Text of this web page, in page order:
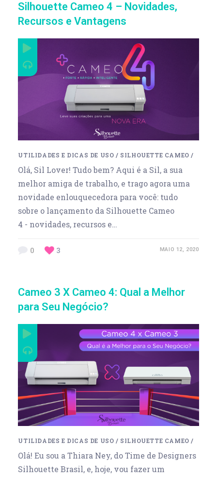
Silhouette Cameo 4 – Novidades,
Recursos e Vantagens
UTILIDADES E DICAS DE USO / SILHOUETTE CAMEO /
Olá, Sil Lover! Tudo bem? Aqui é a Sil, a sua
melhor amiga de trabalho, e trago agora uma
novidade enlouquecedora para você: tudo
sobre o lançamento da Silhouette Cameo
4 - novidades, recursos e…
0 3 MAIO 12, 2020
Cameo 3 X Cameo 4: Qual a Melhor
para Seu Negócio?
UTILIDADES E DICAS DE USO / SILHOUETTE CAMEO /
Olá! Eu sou a Thiara Ney, do Time de Designers
Silhouette Brasil, e, hoje, vou fazer um